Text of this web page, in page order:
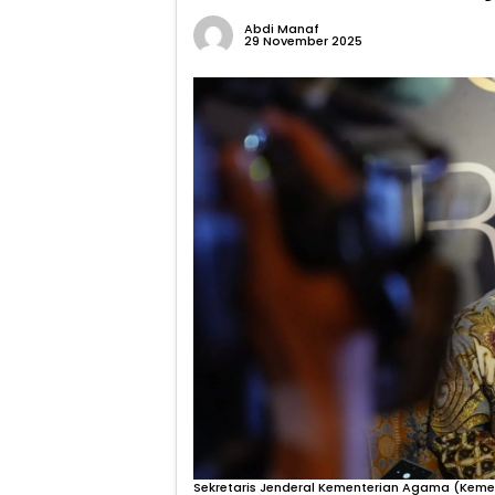
Abdi Manaf
29 November 2025
Sekretaris Jenderal Kementerian Agama